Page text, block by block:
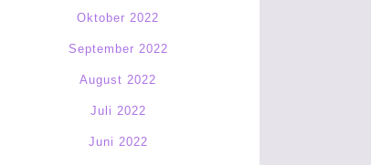
Oktober 2022
September 2022
August 2022
Juli 2022
Juni 2022